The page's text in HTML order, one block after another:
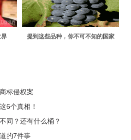
提到这些品种，你不可不知的国家
标侵权案
6个真相！
同？还有什么桶？
的7件事